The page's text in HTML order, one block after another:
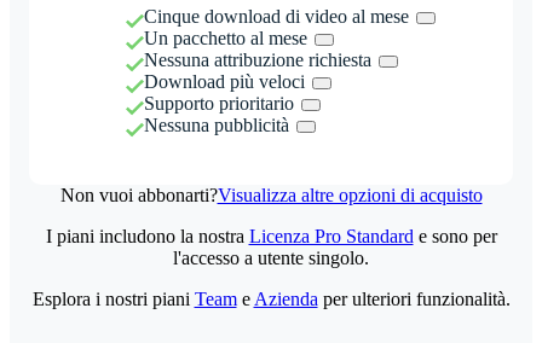
Cinque download di video al mese
Un pacchetto al mese
Nessuna attribuzione richiesta
Download più veloci
Supporto prioritario
Nessuna pubblicità
Non vuoi abbonarti?Visualizza altre opzioni di acquisto
I piani includono la nostra Licenza Pro Standard e sono per
l'accesso a utente singolo.
Esplora i nostri piani Teame Azienda per ulteriori funzionalità.